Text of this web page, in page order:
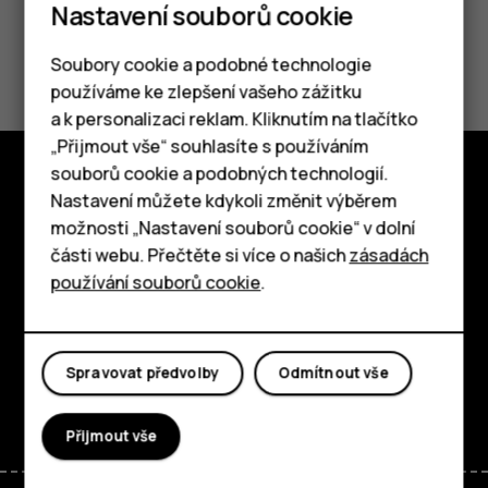
Chytré telefony
Tlačítkové telefony
Tablety
Pomohlo vám to?
Ano Ne
Prozkoumat
O nás
Planet and people
Podpora
FacebookInstagram
TiktokYoutubeLinkedinDiscord
Nastavení souborů cookie
Soubory cookie a podobné technologie
používáme ke zlepšení vašeho zážitku
a k personalizaci reklam. Kliknutím na tlačítko
„Přijmout vše“ souhlasíte s používáním
souborů cookie a podobných technologií.
Nastavení můžete kdykoli změnit výběrem
možnosti „Nastavení souborů cookie“ v dolní
části webu. Přečtěte si více o našichzásadách
používání souborů cookie.
Odmítnout vše
Spravovat předvolby
Přijmout vše